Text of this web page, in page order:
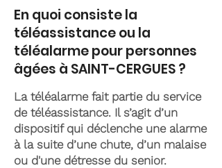
En quoi consiste la
téléassistance ou la
téléalarme pour personnes
âgées à SAINT-CERGUES ?
La téléalarme fait partie du service
de téléassistance. Il s’agit d’un
dispositif qui déclenche une alarme
à la suite d’une chute, d’un malaise
ou d'une détresse du senior.